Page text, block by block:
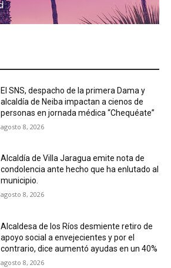
El SNS, despacho de la primera Dama y
alcaldía de Neiba impactan a cienos de
personas en jornada médica “Chequéate”
agosto 8, 2026
Alcaldía de Villa Jaragua emite nota de
condolencia ante hecho que ha enlutado al
municipio.
agosto 8, 2026
Alcaldesa de los Ríos desmiente retiro de
apoyo social a envejecientes y por el
contrario, dice aumentó ayudas en un 40%
agosto 8, 2026